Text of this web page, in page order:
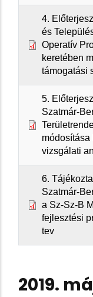
4.
és
Operatív
keretében
támogatási
5.
Szatmár-
vizsgálati
6.
Szatmár-
a Sz-Sz-B
fejlesztési
tev
2019.